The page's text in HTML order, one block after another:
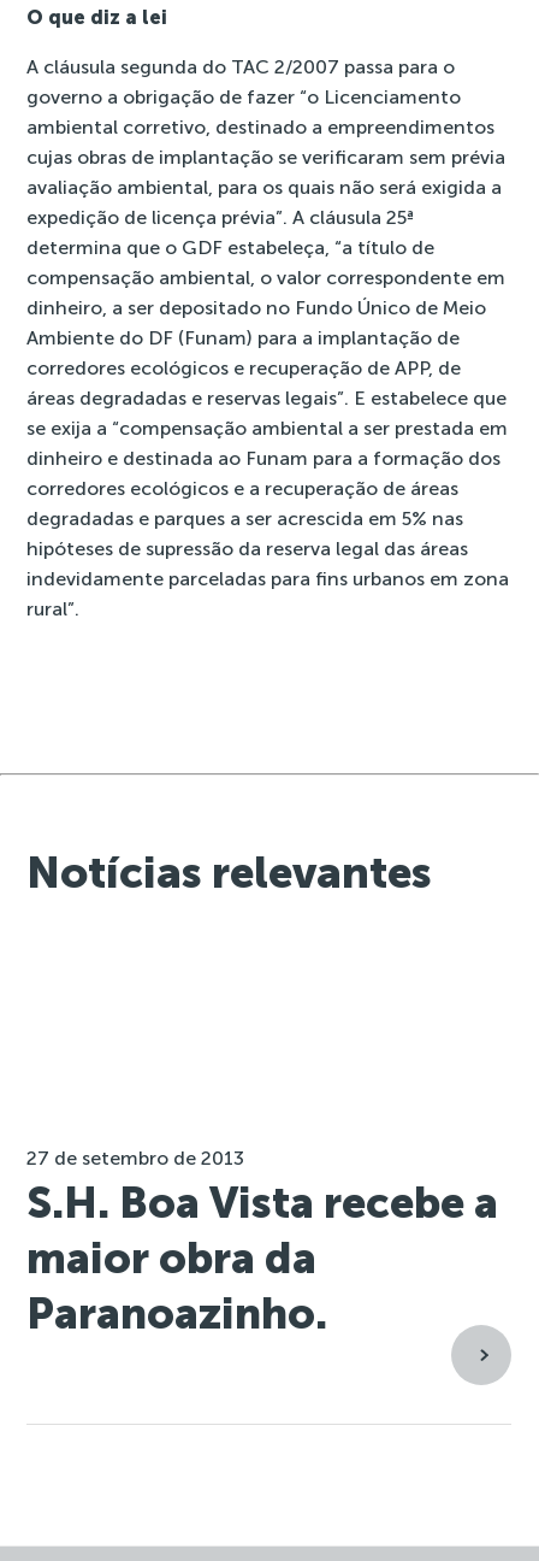
O que diz a lei
A cláusula segunda do TAC 2/2007 passa para o
governo a obrigação de fazer “o Licenciamento
ambiental corretivo, destinado a empreendimentos
cujas obras de implantação se verificaram sem prévia
avaliação ambiental, para os quais não será exigida a
expedição de licença prévia”. A cláusula 25ª
determina que o GDF estabeleça, “a título de
compensação ambiental, o valor correspondente em
dinheiro, a ser depositado no Fundo Único de Meio
Ambiente do DF (Funam) para a implantação de
corredores ecológicos e recuperação de APP, de
áreas degradadas e reservas legais”. E estabelece que
se exija a “compensação ambiental a ser prestada em
dinheiro e destinada ao Funam para a formação dos
corredores ecológicos e a recuperação de áreas
degradadas e parques a ser acrescida em 5% nas
hipóteses de supressão da reserva legal das áreas
indevidamente parceladas para fins urbanos em zona
rural”.
Notícias relevantes
27 de setembro de 2013
S.H. Boa Vista recebe a
maior obra da
Paranoazinho.